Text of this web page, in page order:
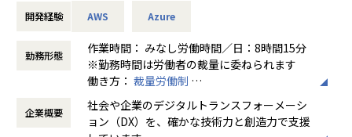
を行っています。
システム開発管理は弊社独自の開発方法論を整備運用してお
り、システム開発管理を体系的に理解することができます。
■部署のミッション/ビジョン（ビジネス展望・顧客提供価
値）
マイクロサービス開発基盤「M5」(※1)の導入コンサルから
②クラウド基盤構築・運用サービスをベースとした個別シス
守の全ての工程）
③新技術の検証・評価、サービス化
④社内技術メンバに対するクラウド技術教育
■当ポジションの魅力
開発経験 AWS Azure
勤務形態
作業時間： みなし労働時間／日：8時間15分
※勤務時間は労働者の裁量に委ねられます
働き方： 裁量労働制
時間外労働の有無： 有（月平均10時間～30
時間）
休憩時間： 60分
企業概要
社会や企業のデジタルトランスフォーメーシ
ョン（DX）を、確かな技術力と創造力で支援